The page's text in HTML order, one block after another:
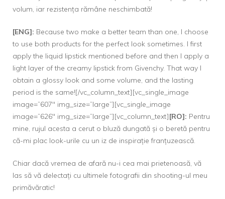
volum, iar rezistența rămâne neschimbată!
[ENG]: Because two make a better team than one, I choose
to use both products for the perfect look sometimes. I first
apply the liquid lipstick mentioned before and then I apply a
light layer of the creamy lipstick from Givenchy. That way I
obtain a glossy look and some volume, and the lasting
period is the same![/vc_column_text][vc_single_image
image=”607″ img_size=”large”][vc_single_image
image=”626″ img_size=”large”][vc_column_text][RO]: Pentru
mine, rujul acesta a cerut o bluză dungată și o beretă pentru
că-mi plac look-urile cu un iz de inspirație franțuzească.
Chiar dacă vremea de afară nu-i cea mai prietenoasă, vă
las să vă delectați cu ultimele fotografii din shooting-ul meu
primăvăratic!